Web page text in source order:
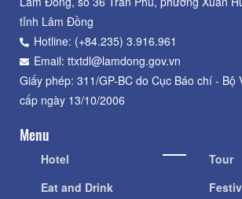
tỉnh Lâm Đồng
Hotline: (+84.235) 3.916.961
Email: ttxtdl@lamdong.gov.vn
Giấy phép: 311/GP-BC do Cục Báo chí - Bộ
cấp ngày 13/10/2006
Menu
Hotel
Eat and Drink
Tour